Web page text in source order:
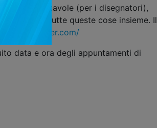
e tavole (per i disegnatori),
pagine o tutte queste cose insieme. Il
data e ora degli appuntamenti di